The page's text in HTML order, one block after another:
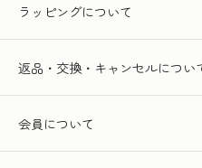
ラッピングについて
返品・交換・キャンセルについ
会員について